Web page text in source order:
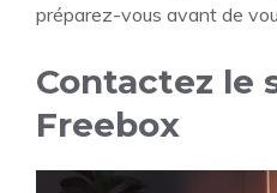
préparez-vous avant de
Contactez le
Freebox